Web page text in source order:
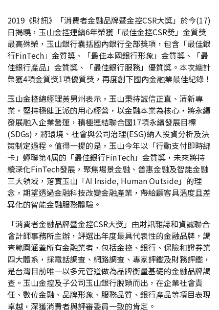
2019《財訊》「消費者金融品牌暨金控CSR大獎」於今(17)
日揭曉，玉山金控連續6年榮獲「最佳金控CSR奬」金質獎
最高殊榮，玉山銀行囊括國內銀行全部獎項，包含「最佳銀
行FinTech」金質獎、「最佳本國銀行形象」金質獎、「最
佳銀行產品」金質獎、「最佳銀行服務」優質獎。本次總計
榮獲4項金質獎1項優質獎，再度創下國內金融業最佳紀錄！
玉山金控總經理黃男州表示，玉山秉持誠信正直、清新專
業，堅持穩健正派的用心經營，以金融本業為核心，將永續
發展融入企業營運，積極連結聯合國17項永續發展目標
(SDGs)，將環境、社會與公司治理(ESG)納入投資分析及決
策制定過程。值得一提的是，玉山今年以「行動支付即時綁
卡」蟬聯第4屆的「最佳銀行FinTech」金質獎，未來將持
續深化FinTech發展，聚焦場景金融、普惠金融及智能金融
三大領域，落實玉山「AI Inside, Human Outside」的理
念，期望透過金融科技改變金融產業，帶給顧客具溫度且差
異化的智能金融服務體驗。
「消費者金融品牌暨金控CSR大獎」由財訊雜誌和資誠聯合
會計師事務所主辦，評選出年度最具代表性的金融品牌，調
查範圍涵蓋所有金融業者，包括金控、銀行、保險和證券業
四大體系，採電話調查、網路調查、專家評鑑及財務評鑑，
是台灣目前唯一以多元管道做為品牌衡量基礎的金融品牌調
查。玉山金控及子公司玉山銀行脫穎而出，在企業社會責
任、數位金融、品牌形象、服務品質、銀行產品等項目表現
卓越，深獲消費者與評審委員一致的肯定。